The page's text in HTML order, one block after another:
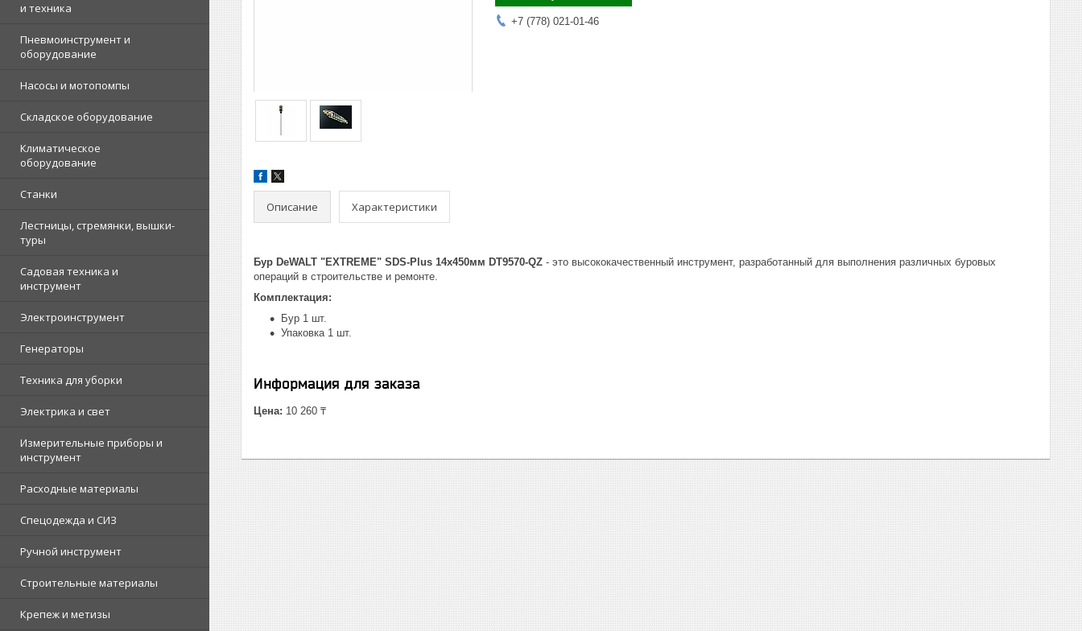
и техника
Пневмоинструмент и
оборудование
Насосы и мотопомпы
Складское оборудование
Климатическое
оборудование
Станки
Лестницы, стремянки, вышки-
туры
Садовая техника и
инструмент
Электроинструмент
Генераторы
Техника для уборки
Электрика и свет
Измерительные приборы и
инструмент
Расходные материалы
Спецодежда и СИЗ
Ручной инструмент
Строительные материалы
Крепеж и метизы
+7 (778) 021-01-46
Описание Характеристики
Бур DeWALT "EXTREME" SDS-Plus 14х450мм DT9570-QZ - это высококачественный инструмент, разработанный для выполнения различных буровых
операций в строительстве и ремонте.
Комплектация:
Бур 1 шт.
Упаковка 1 шт.
Информация для заказа
Цена: 10 260 ₸